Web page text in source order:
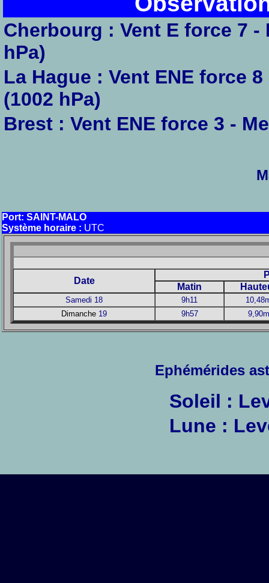
Cherbourg : Vent E force 7 -
hPa)
La Hague : Vent ENE force
(1002 hPa)
Brest : Vent ENE force 3 -
Port: SAINT-MALO
Système horaire : UTC
Date
Matin
Samedi 18 9h11
Dimanche 19 9h57 9,90m
Ephémérides
Soleil :
Lune :